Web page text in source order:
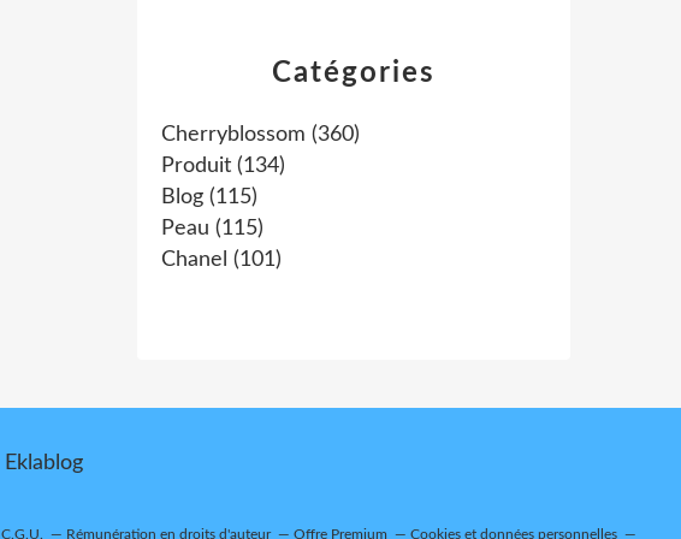
Catégories
Cherryblossom (360)
Produit (134)
Blog (115)
Peau (115)
Chanel (101)
Eklablog
C.G.U. Rémunération en droits d'auteur Offre Premium Cookies et données personnelles